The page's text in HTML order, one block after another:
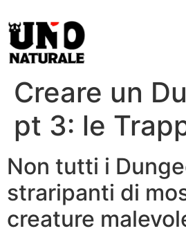
Creare un
pt 3: le
Non tutti i
straripanti di
creature